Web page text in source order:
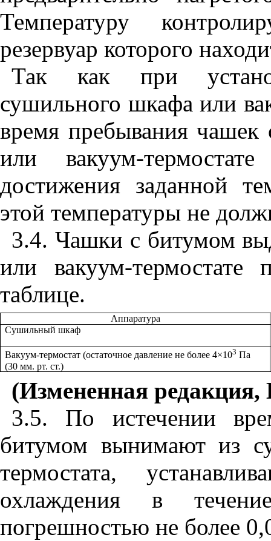
Температуру
резервуар которого
Так как при
сушильного шкафа или
время пребывания
или вакуум-
достижения заданной
этой температуры не
3.4. Чашки с битумом
или вакуум-
таблице.
Аппаратура
Сушильный шкаф
Вакуум-термостат (остаточное давление не более 4×103 Па
(30 мм. рт. ст.)
(Измененная
3.5. По истечении
битумом вынимают из
термостата,
охлаждения в
погрешностью не более